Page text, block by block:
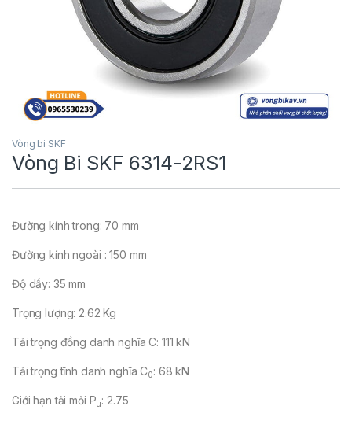
Vòng bi SKF
Vòng Bi SKF 6314-2RS1
Đường kính trong: 70 mm
Đường kính ngoài : 150 mm
Độ dầy: 35 mm
Trọng lượng: 2.62 Kg
Tải trọng đồng danh nghĩa C: 111 kN
Tải trọng tĩnh danh nghĩa C0: 68 kN
Giới hạn tải mỏi Pu: 2.75